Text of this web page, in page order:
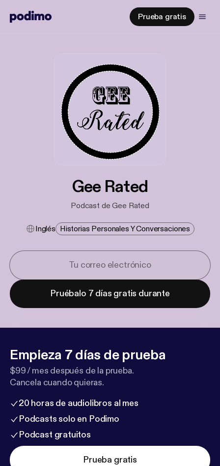
Prueba gratis
Gee Rated
Podcast de Gee Rated
Inglés Historias Personales Y Conversaciones
Pruébalo 7 días gratis durante
Empieza 7 días de prueba
$99 / mes después de la prueba.
Cancela cuando quieras.
20 horas de audiolibros al mes
Podcasts solo en Podimo
Podcast gratuitos
Prueba gratis